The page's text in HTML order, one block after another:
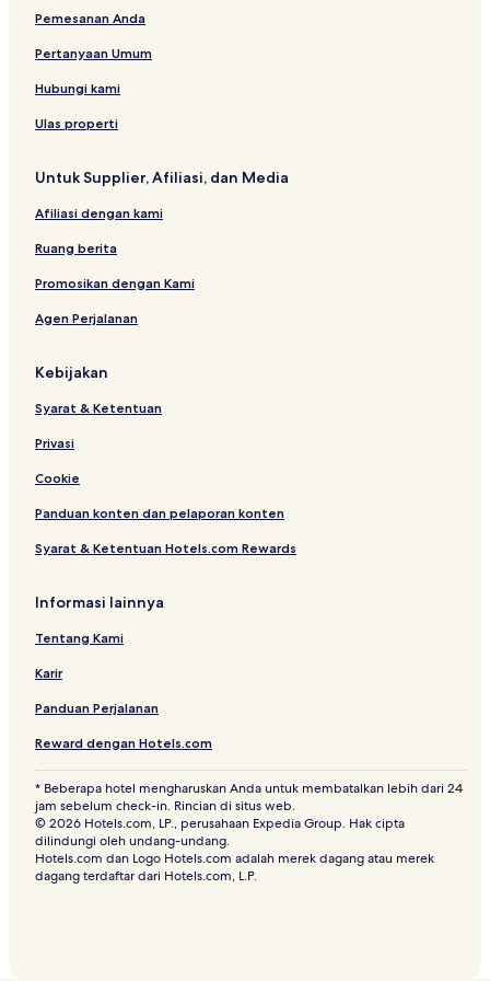
a
r
t
m
n
G
d
u
n
g
r
a
h
y
n
n
e
s
i
d
n
n
g
lg
L
C
u
r
t
Pemesanan Anda
Pertanyaan Umum
Hubungi kami
Ulas properti
Untuk Supplier, Afiliasi, dan Media
Afiliasi dengan kami
Ruang berita
Promosikan dengan Kami
Agen Perjalanan
Kebijakan
Syarat & Ketentuan
Privasi
Cookie
Panduan konten dan pelaporan konten
Syarat & Ketentuan Hotels.com Rewards
Informasi lainnya
Tentang Kami
Karir
Panduan Perjalanan
Reward dengan Hotels.com
* Beberapa hotel mengharuskan Anda untuk membatalkan lebih dari 24
jam sebelum check-in. Rincian di situs web.
© 2026 Hotels.com, LP., perusahaan Expedia Group. Hak cipta
dilindungi oleh undang-undang.
Hotels.com dan Logo Hotels.com adalah merek dagang atau merek
dagang terdaftar dari Hotels.com, L.P.